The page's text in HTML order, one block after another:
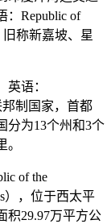
：Republic of
旧称新嘉坡、星
语：
制国家，首都
分为13个州和3个
of the
），位于西太平
积29.97万平方公